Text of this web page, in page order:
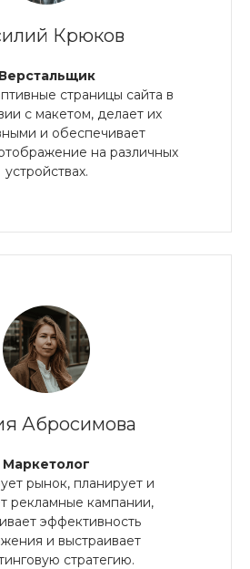
Крюков
Верстальщик
страницы сайта в
с макетом, делает их
и обеспечивает
на различных
устройствах.
Абросимова
Маркетолог
рынок, планирует и
рекламные кампании,
эффективность
и выстраивает
стратегию.